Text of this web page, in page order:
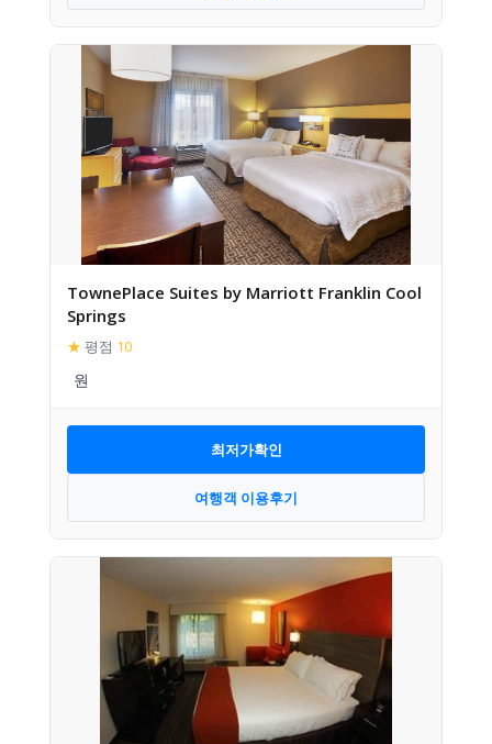
TownePlace Suites by Marriott Franklin Cool
Springs
★ 평점 10
최저가확인
여행객 이용후기